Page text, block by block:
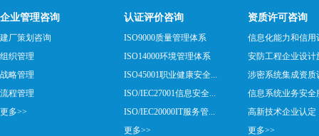
企业管理咨询
建厂策划咨询
组织管理
战略管理
流程管理
更多>>
认证评价咨询
ISO9000质量管理体系
ISO14000环境管理体系
ISO45001职业健康安全...
ISO/IEC27001信息安全...
ISO/IEC20000IT服务管...
更多>>
资质许可咨询
信息化能力和信用
安防工程企业设计
涉密系统集成资质
信息系统业务安全
高新技术企业认定
更多>>